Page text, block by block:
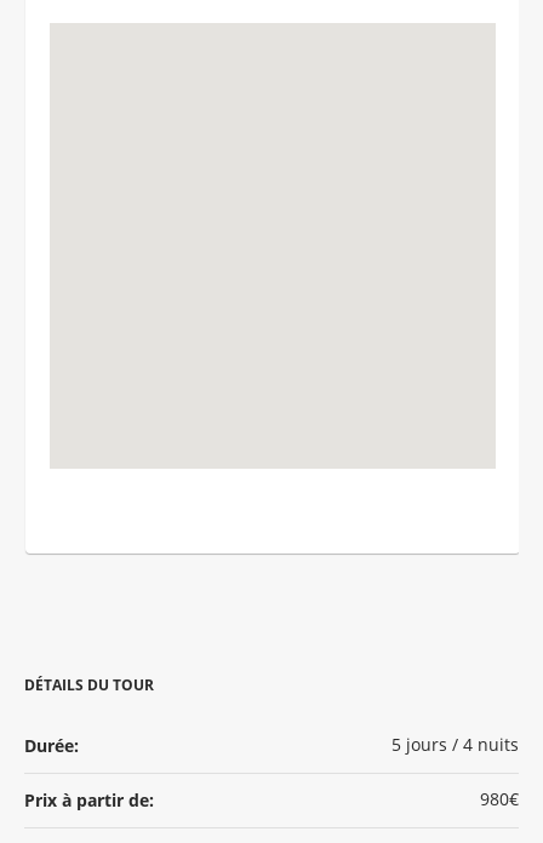
DÉTAILS DU TOUR
Durée: 5 jours / 4 nuits
Prix à partir de: 980€